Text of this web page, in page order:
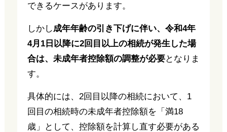
できるケースがあります。
しかし成年年齢の引き下げに伴い、令和4年
4月1日以降に2回目以上の相続が発生した場
合は、未成年者控除額の調整が必要となりま
す。
具体的には、2回目以降の相続において、1
回目の相続時の未成年者控除額を「満18
歳」として、控除額を計算し直す必要がある